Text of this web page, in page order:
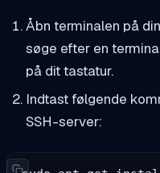
Åbn terminalen på
søge efter en
på dit tastatur.
Indtast følgende
SSH-server: